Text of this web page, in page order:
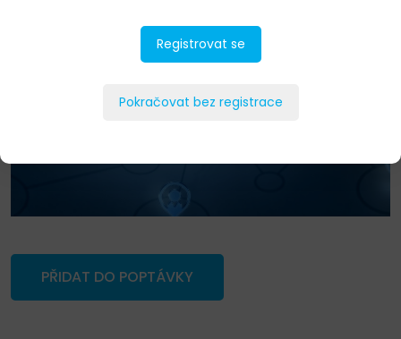
PŘIDAT DO POPTÁVKY
Registrovat se
Pokračovat bez registrace